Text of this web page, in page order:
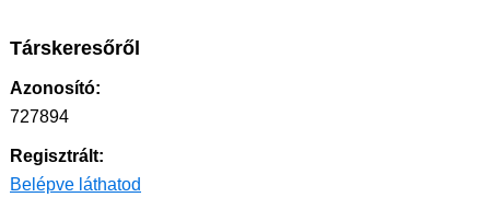
Társkeresőről
Azonosító:
727894
Regisztrált:
Belépve láthatod